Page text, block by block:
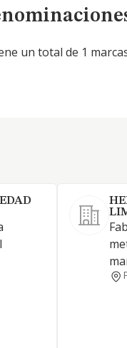
un total de 1